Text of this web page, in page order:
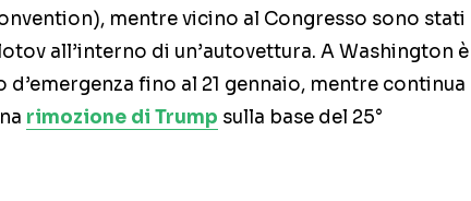
mentre vicino al Congresso sono stati
all’interno di un’autovettura. A Washington è
fino al 21 gennaio, mentre continua
rimozione di Trump sulla base del 25°